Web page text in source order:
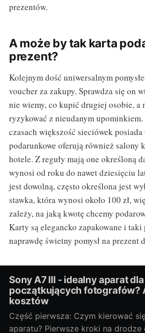
prezentów.
A może by tak karta
prezent?
Kolejnym dość uniwersalnym
voucher za zakupy. Sprawdza się on
nie wiemy, co kupić drugiej osobie, a
ryzykować z nieudanym
czasach większość sieciówek
podarunkowe oferują również salony
hotele. Z reguły mają one określoną
wynosi od roku do nawet dziesięciu
jest dowolną, często określona jest
stawka, która wynosi około 100 zł,
zależy, na jaką kwotę chcemy
Karty są elegancko zapakowane i
naprawdę świetny pomysł na prezent
Sony A7 III - idealny aparat dla
początkujących fotografów?
kosztów
Część pierwsza: Czym kierować
aparatu? Pierwsze kroki na